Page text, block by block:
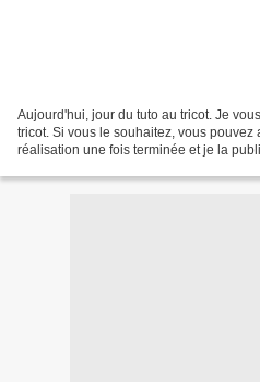
Aujourd'hui, jour du tuto au tricot. Je
tricot. Si vous le souhaitez, vous
réalisation une fois terminée et je la